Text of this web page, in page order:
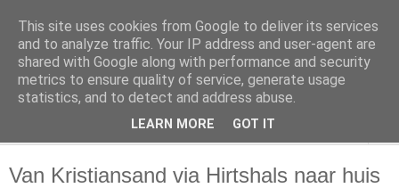
Slakken op reis
Camperreizen door Europa en Amerika
Van Kristiansand via Hirtshals naar huis
This site uses cookies from Google to deliver its services
and to analyze traffic. Your IP address and user-agent are
shared with Google along with performance and security
metrics to ensure quality of service, generate usage
statistics, and to detect and address abuse.
LEARN MORE GOT IT